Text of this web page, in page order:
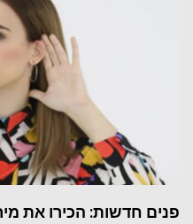
פנים חדשות: הכירו את